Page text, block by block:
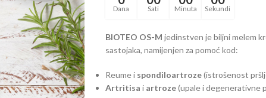
Dana Sati Minuta Sekundi
BIOTEO OS-M jedinstven je biljni melem
sastojaka, namijenjen za pomoć kod:
Reume i spondiloartroze(istrošenost
Artritisa i artroze(upale i degenerativne